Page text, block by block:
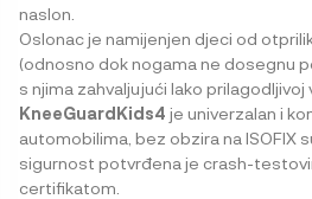
naslon.
Oslonac je namijenjen djeci od
(odnosno dok nogama ne dosegnu
s njima zahvaljujući lako prilagodljivoj
KneeGuardKids4 je univerzalan i
automobilima, bez obzira na ISOFIX
sigurnost potvrđena je crash-
certifikatom.